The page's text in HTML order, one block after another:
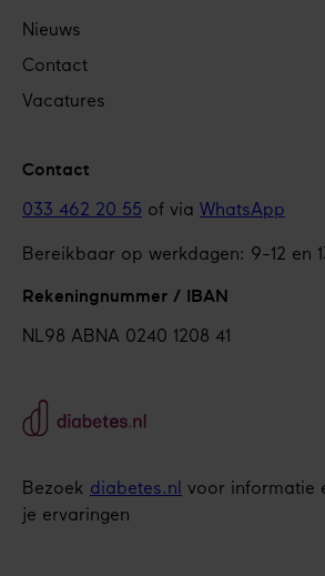
Nieuws
Contact
Vacatures
Contact
033 462 20 55 of via WhatsApp
Bereikbaar op werkdagen: 9-12 en
Rekeningnummer / IBAN
NL98 ABNA 0240 1208 41
Bezoek diabetes.nl
voor informatie
je ervaringen